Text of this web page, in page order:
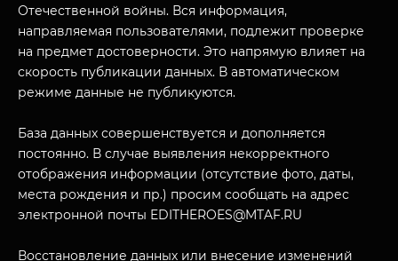
Отечественной войны. Вся информация,
направляемая пользователями, подлежит проверке
на предмет достоверности. Это напрямую влияет на
скорость публикации данных. В автоматическом
режиме данные не публикуются.
База данных совершенствуется и дополняется
постоянно. В случае выявления некорректного
отображения информации (отсутствие фото, даты,
места рождения и пр.) просим сообщать на адрес
электронной почты EDITHEROES@MTAF.RU
Восстановление данных или внесение изменений